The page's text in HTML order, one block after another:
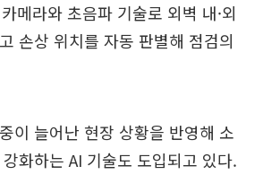
메라와 초음파 기술로 외벽 내·외
손상 위치를 자동 판별해 점검의
이 늘어난 현장 상황을 반영해 소
화하는 AI 기술도 도입되고 있다.